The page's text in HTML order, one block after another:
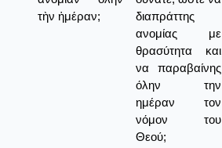
τὴν ἡμέραν;
διαπράττης
ανομίας με
θρασύτητα και
να παραβαίνης
όλην την
ημέραν τον
νόμον του
Θεού;